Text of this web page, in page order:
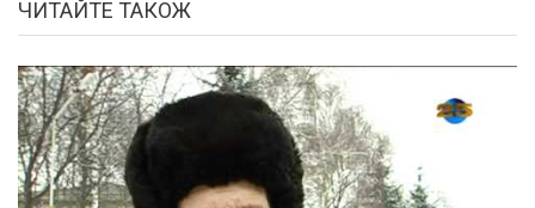
ЧИТАЙТЕ ТАКОЖ